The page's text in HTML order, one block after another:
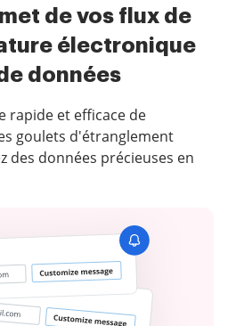
de vos flux de
électronique
données
rapide et efficace de
goulets d'étranglement
des données précieuses en